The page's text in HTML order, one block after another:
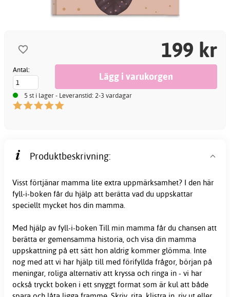
199 kr
Antal:
5 st i lager - Leveranstid: 2-3 vardagar
Produktbeskrivning:
Visst förtjänar mamma lite extra uppmärksamhet? I den här
fyll-i-boken får du hjälp att berätta vad du uppskattar
speciellt mycket hos din mamma.
Med hjälp av fyll-i-boken Till min mamma får du chansen att
berätta er gemensamma historia, och visa din mamma
uppskattning på ett sätt hon aldrig kommer glömma. Inte
nog med att vi har hjälp till med förifyllda frågor, början på
meningar, roliga alternativ att kryssa och ringa in - vi har
också tryckt boken i ett snyggt format som är kul att både